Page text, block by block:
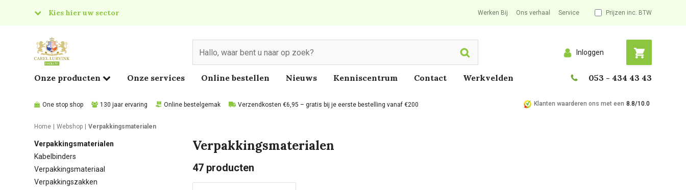
Kies hier uw sector
Food
Werken Bij Ons verhaal Service Prijzen inc. BTW
Search Inloggen
Onze producten Onze services Online bestellen Nieuws Kenniscentrum Contact Werkvelden 053 - 434 43 43
One stop shop 130 jaar ervaring Online bestelgemak Verzendkosten €6,95 – gratis bij je eerste bestelling vanaf €200 Klanten waarderen ons met een 8.8/10.0
Home Webshop Verpakkingsmaterialen
Verpakkingsmaterialen
Kabelbinders
Verpakkingsmateriaal
Verpakkingszakken
Verpakkingsmaterialen
47 producten